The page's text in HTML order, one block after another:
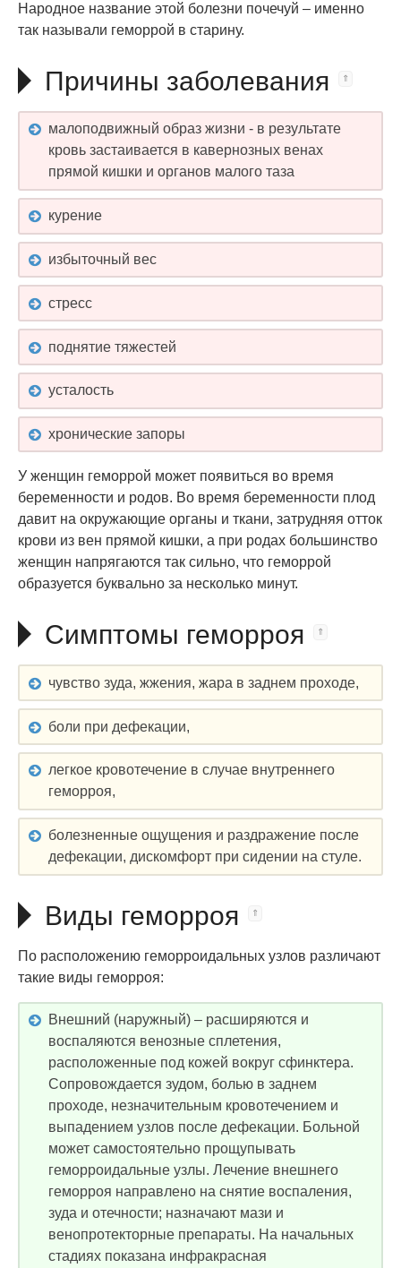
Народное название этой болезни почечуй – именно
так называли геморрой в старину.
Причины заболевания
малоподвижный образ жизни - в результате
кровь застаивается в кавернозных венах
прямой кишки и органов малого таза
курение
избыточный вес
стресс
поднятие тяжестей
усталость
хронические запоры
У женщин геморрой может появиться во время
беременности и родов. Во время беременности плод
давит на окружающие органы и ткани, затрудняя отток
крови из вен прямой кишки, а при родах большинство
женщин напрягаются так сильно, что геморрой
образуется буквально за несколько минут.
Симптомы геморроя
чувство зуда, жжения, жара в заднем проходе,
боли при дефекации,
легкое кровотечение в случае внутреннего
геморроя,
болезненные ощущения и раздражение после
дефекации, дискомфорт при сидении на стуле.
Виды геморроя
По расположению геморроидальных узлов различают
такие виды геморроя:
Внешний (наружный) – расширяются и
воспаляются венозные сплетения,
расположенные под кожей вокруг сфинктера.
Сопровождается зудом, болью в заднем
проходе, незначительным кровотечением и
выпадением узлов после дефекации. Больной
может самостоятельно прощупывать
геморроидальные узлы. Лечение внешнего
геморроя направлено на снятие воспаления,
зуда и отечности; назначают мази и
венопротекторные препараты. На начальных
стадиях показана инфракрасная